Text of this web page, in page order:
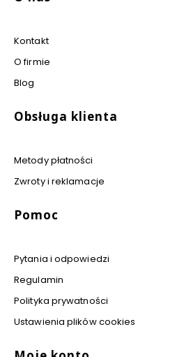
Kontakt
O firmie
Blog
Obsługa klienta
Metody płatności
Zwroty i reklamacje
Pomoc
Pytania i odpowiedzi
Regulamin
Polityka prywatności
Ustawienia plików cookies